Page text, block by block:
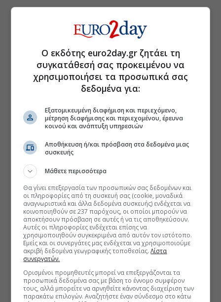
Ο εκδότης euro2day.gr ζητάει τη
συγκατάθεσή σας προκειμένου να
χρησιμοποιήσει τα προσωπικά σας
δεδομένα για:
Εξατομικευμένη διαφήμιση και περιεχόμενο,
μέτρηση διαφήμισης και περιεχομένου, έρευνα
κοινού και ανάπτυξη υπηρεσιών
Αποθήκευση ή/και πρόσβαση στα δεδομένα μιας
συσκευής
Μάθετε περισσότερα
Θα γίνει επεξεργασία των προσωπικών σας δεδομένων και
οι πληροφορίες από τη συσκευή σας (cookie, μοναδικά
αναγνωριστικά και άλλα δεδομένα συσκευής) ενδέχεται να
κοινοποιηθούν σε 237 παρόχους, οι οποίοι μπορούν να
αποκτήσουν πρόσβαση σε αυτές ή να τις αποθηκεύσουν.
Αυτές οι πληροφορίες ενδέχεται επίσης να
χρησιμοποιηθούν συγκεκριμένα από αυτόν τον ιστότοπο.
Εμείς και οι συνεργάτες μας ενδέχεται να χρησιμοποιούμε
ακριβή δεδομένα γεωγραφικής τοποθεσίας.Λίστα
συνεργατών.
Ορισμένοι προμηθευτές μπορεί να επεξεργάζονται τα
προσωπικά δεδομένα σας με βάση το έννομο συμφέρον
τους, αλλά μπορείτε να αρνηθείτε κάνοντας διαχείριση των
παρακάτω επιλογών. Αναζητήστε έναν σύνδεσμο στο κάτω